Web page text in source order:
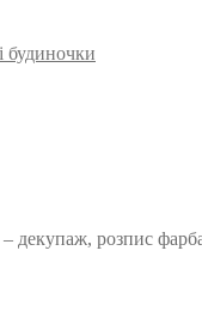
будиночки
– декупаж, розпис